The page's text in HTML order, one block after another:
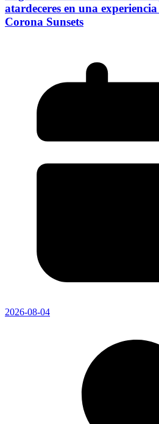
atardeceres en una
Corona Sunsets
2026-08-04